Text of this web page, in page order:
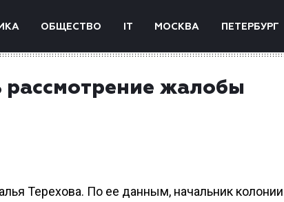
ОБЩЕСТВО IT МОСКВА ПЕТЕРБУРГ
рассмотрение жалобы
Терехова. По ее данным, начальник колонии